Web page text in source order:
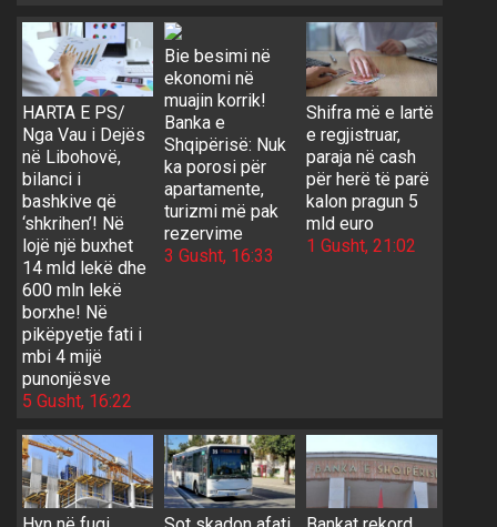
HARTA E PS/
Nga Vau i Dejës
në Libohovë,
bilanci i
bashkive që
‘shkrihen’! Në
lojë një buxhet
14 mld lekë dhe
600 mln lekë
borxhe! Në
pikëpyetje fati i
mbi 4 mijë
punonjësve
5 Gusht, 16:22
Bie besimi në
ekonomi në
muajin korrik!
Banka e
Shqipërisë: Nuk
ka porosi për
apartamente,
turizmi më pak
rezervime
3 Gusht, 16:33
Shifra më e lartë
e regjistruar,
paraja në cash
për herë të parë
kalon pragun 5
mld euro
1 Gusht, 21:02